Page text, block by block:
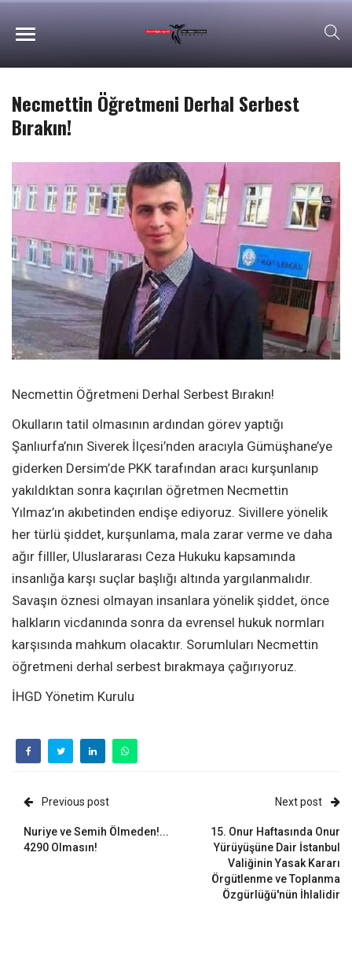
Necmettin Öğretmeni Derhal Serbest
Bırakın!
Necmettin Öğretmeni Derhal Serbest Bırakın!
Okulların tatil olmasının ardından görev yaptığı
Şanlıurfa’nın Siverek İlçesi’nden aracıyla Gümüşhane’ye
giderken Dersim’de PKK tarafından aracı kurşunlanıp
yakıldıktan sonra kaçırılan öğretmen Necmettin
Yılmaz’ın akıbetinden endişe ediyoruz. Sivillere yönelik
her türlü şiddet, kurşunlama, mala zarar verme ve daha
ağır filller, Uluslararası Ceza Hukuku kapsamında
insanlığa karşı suçlar başlığı altında yargılanmalıdır.
Savaşın öznesi olmayan insanlara yönelik şiddet, önce
halkların vicdanında sonra da evrensel hukuk normları
karşısında mahkum olacaktır. Sorumluları Necmettin
öğretmeni derhal serbest bırakmaya çağırıyoruz.
İHGD Yönetim Kurulu
Previous post
Nuriye ve Semih Ölmeden!...
4290 Olmasın!
Next post
15. Onur Haftasında Onur
Yürüyüşüne Dair İstanbul
Valiğinin Yasak Kararı
Örgütlenme ve Toplanma
Özgürlüğü'nün İhlalidir